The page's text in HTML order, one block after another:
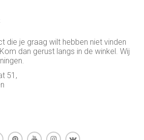
die je graag wilt hebben niet vinden
dan gerust langs in de winkel. Wij
51,